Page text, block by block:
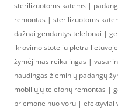
sterilizuotoms katėms |
remontas | sterilizuotoms
dažnai gendantys telefonai |
ikrovimo stoteliu pletra lietuvoje
žymėjimas reikalingas |
naudingas žieminių padangų
mobiliųjų telefonų remontas |
priemone nuo voru | efektyviai